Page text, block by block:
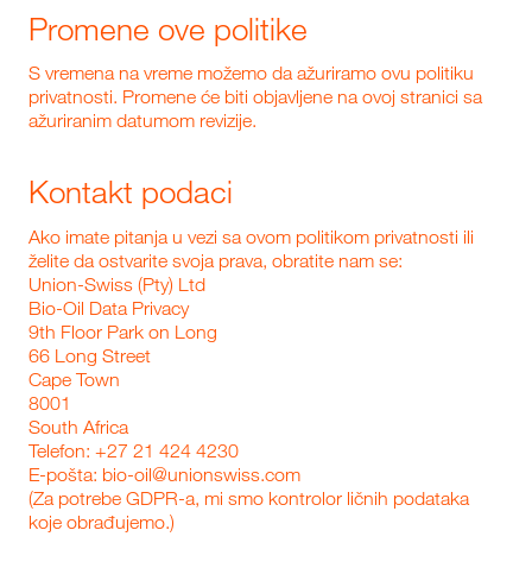
Promene ove politike
S vremena na vreme možemo da ažuriramo ovu politiku
privatnosti. Promene će biti objavljene na ovoj stranici sa
ažuriranim datumom revizije.
Kontakt podaci
Ako imate pitanja u vezi sa ovom politikom privatnosti ili
želite da ostvarite svoja prava, obratite nam se:
Union-Swiss (Pty) Ltd
Bio‑Oil Data Privacy
9th Floor Park on Long
66 Long Street
Cape Town
8001
South Africa
Telefon: +27 21 424 4230
E-pošta: bio-oil@unionswiss.com
(Za potrebe GDPR-a, mi smo kontrolor ličnih podataka
koje obrađujemo.)